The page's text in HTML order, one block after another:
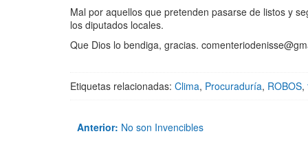
Mal por aquellos que pretenden pasarse de listos y
los diputados locales.
Que Dios lo bendiga, gracias.
Etiquetas relacionadas: Clima, Procuraduría, ROBOS,
Anterior: No son Invencibles